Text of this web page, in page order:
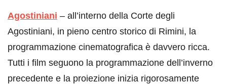
Agostiniani – all’interno della Corte degli
Agostiniani, in pieno centro storico di Rimini, la
programmazione cinematografica è davvero ricca.
Tutti i film seguono la programmazione dell’inverno
precedente e la proiezione inizia rigorosamente